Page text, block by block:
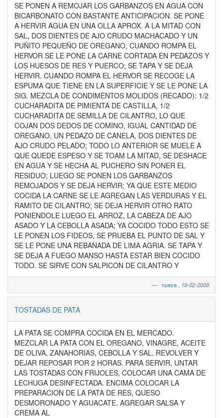
SE PONEN A REMOJAR LOS GARBANZOS EN AGUA CON
BICARBONATO CON BASTANTE ANTICIPACION. SE PONE
A HERVIR AGUA EN UNA OLLA APROX. A LA MITAD CON
SAL, DOS DIENTES DE AJO CRUDO MACHACADO Y UN
PUÑITO PEQUEÑO DE OREGANO, CUANDO ROMPA EL
HERVOR SE LE PONE LA CARNE CORTADA EN PEDAZOS Y
LOS HUESOS DE RES Y PUERCO; SE TAPA Y SE DEJA
HERVIR. CUANDO ROMPA EL HERVOR SE RECOGE LA
ESPUMA QUE TIENE EN LA SUPERFICIE Y SE LE PONE LA
SIG. MEZCLA DE CONDIMENTOS MOLIDOS (RECADO): 1/2
CUCHARADITA DE PIMIENTA DE CASTILLA, 1/2
CUCHARADITA DE SEMILLA DE CILANTRO, LO QUE
COJAN DOS DEDOS DE COMINO, IGUAL CANTIDAD DE
OREGANO, UN PEDAZO DE CANELA, DOS DIENTES DE
AJO CRUDO PELADO; TODO LO ANTERIOR SE MUELE A
QUE QUEDE ESPESO Y SE TOAM LA MITAD, SE DESHACE
EN AGUA Y SE HECHA AL PUCHERO SIN PONER EL
RESIDUO; LUEGO SE PONEN LOS GARBANZOS
REMOJADOS Y SE DEJA HERVIR; YA QUE ESTE MEDIO
COCIDA LA CARNE SE LE AGREGAN LAS VERDURAS Y EL
RAMITO DE CILANTRO; SE DEJA HERVIR OTRO RATO
PONIENDOLE LUEGO EL ARROZ, LA CABEZA DE AJO
ASADO Y LA CEBOLLA ASADA; YA COCIDO TODO ESTO SE
LE PONEN LOS FIDEOS, SE PRUEBA EL PUNTO DE SAL Y
SE LE PONE UNA REBANADA DE LIMA AGRIA. SE TAPA Y
SE DEJA A FUEGO MANSO HASTA ESTAR BIEN COCIDO
TODO. SE SIRVE CON SALPICON DE CILANTRO Y
nueva 19-02-2008
TOSTADAS DE PATA
LA PATA SE COMPRA COCIDA EN EL MERCADO.
MEZCLAR LA PATA CON EL OREGANO, VINAGRE, ACEITE
DE OLIVA, ZANAHORIAS, CEBOLLA Y SAL. REVOLVER Y
DEJAR REPOSAR POR 2 HORAS. PARA SERVIR, UNTAR
LAS TOSTADAS CON FRIJOLES, COLOCAR UNA CAMA DE
LECHUGA DESINFECTADA. ENCIMA COLOCAR LA
PREPARACION DE LA PATA DE RES, QUESO
DESMORONADO Y AGUACATE. AGREGAR SALSA Y
CREMA AL